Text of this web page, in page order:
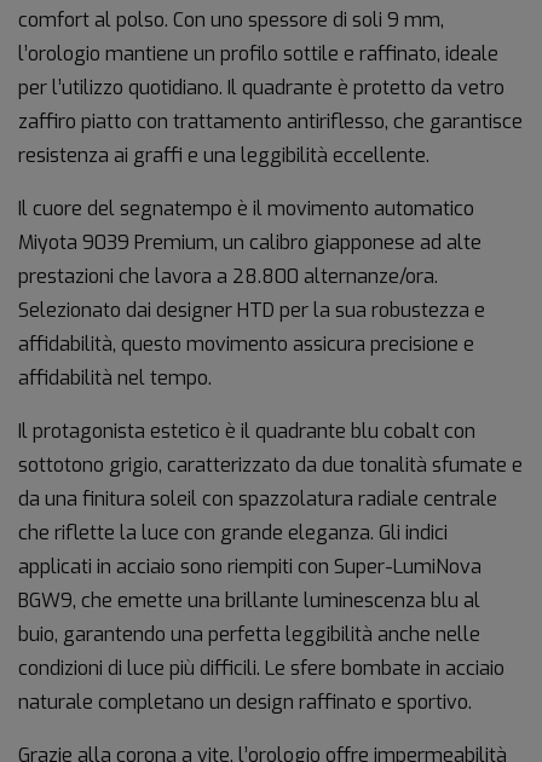
comfortalpolso. Con uno spessore di soli 9 mm,
l’orologio mantiene un profilo sottile e raffinato, ideale
perl’utilizzo quotidiano. Ilquadrante è protetto da vetro
zaffiro piatto con trattamento antiriflesso, che garantisce
resistenza ai graffi e una leggibilità eccellente.
Ilcuore delsegnatempo è ilmovimento automatico
Miyota 9039 Premium, un calibro giapponese ad alte
prestazioni che lavora a 28.800 alternanze/ora.
Selezionato dai designerHTD perla sua robustezza e
affidabilità, questo movimento assicura precisione e
affidabilità neltempo.
Ilprotagonista estetico è ilquadrante blu cobaltcon
sottotono grigio, caratterizzato da due tonalità sfumate e
da una finitura soleilcon spazzolatura radiale centrale
che riflette la luce con grande eleganza. Gli indici
applicati in acciaio sono riempiti con Super-LumiNova
BGW9, che emette una brillante luminescenza blu al
buio, garantendo una perfetta leggibilità anche nelle
condizioni di luce più difficili. Le sfere bombate in acciaio
naturale completano un design raffinato e sportivo.
Grazie alla corona a vite, l’orologio offre impermeabilità